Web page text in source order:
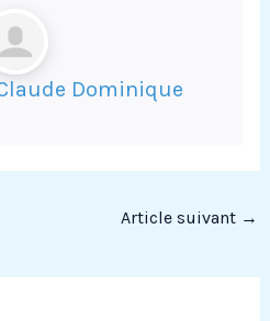
Dominique
Article suivant →